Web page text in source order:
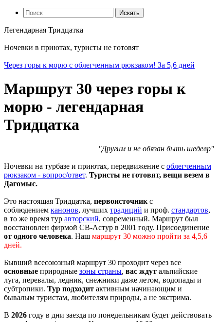
Искать
Легендарная Тридцатка
Ночевки в приютах, туристы не готовят
Через горы к морю с облегченным рюкзаком! За 5,6 дней
Маршрут 30 через горы к
морю - легендарная
Тридцатка
"Другим и не обязан быть шедевр"
Ночевки на турбазе и приютах, передвижение с облегченным
рюкзаком - вопрос/ответ. Туристы не готовят, вещи везем в
Дагомыс.
Это настоящая Тридцатка, первоисточник с
соблюдением канонов, лучших традиций и проф. стандартов,
в то же время тур авторский, современный. Маршрут был
восстановлен фирмой СВ-Астур в 2001 году. Присоединение
от одного человека. Наш маршрут 30 можно пройти за 4,5,6
дней.
Бывший всесоюзный маршрут 30 проходит через все
основные природные зоны страны, вас ждут альпийские
луга, перевалы, ледник, снежники даже летом, водопады и
субтропики. Тур подходит активным начинающим и
бывалым туристам, любителям природы, а не экстрима.
В 2026 году в дни заезда по понедельникам будет действовать